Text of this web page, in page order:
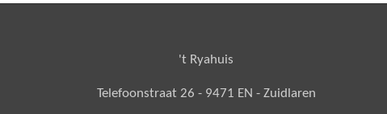
't Ryahuis
Telefoonstraat 26 - 9471 EN - Zuidlaren